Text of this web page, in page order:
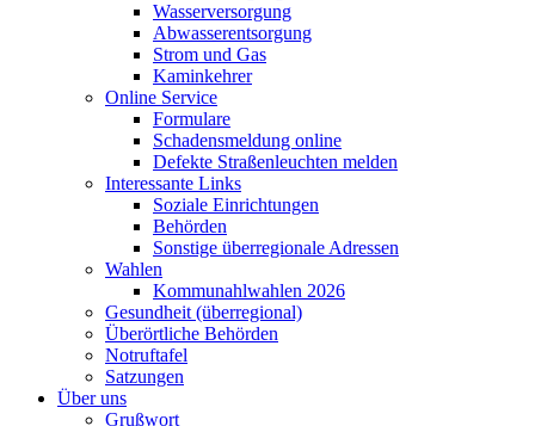
Wasserversorgung
Abwasserentsorgung
Strom und Gas
Kaminkehrer
Online Service
Formulare
Schadensmeldung online
Defekte Straßenleuchten melden
Interessante Links
Soziale Einrichtungen
Behörden
Sonstige überregionale Adressen
Wahlen
Kommunahlwahlen 2026
Gesundheit (überregional)
Überörtliche Behörden
Notruftafel
Satzungen
Über uns
Grußwort